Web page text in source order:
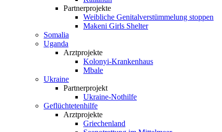
Partnerprojekte
Weibliche Genital­verstümmelung stoppen
Makeni Girls Shelter
Somalia
Uganda
Arztprojekte
Kolonyi-Krankenhaus
Mbale
Ukraine
Partnerprojekt
Ukraine-Nothilfe
Geflüchtetenhilfe
Arztprojekte
Griechenland